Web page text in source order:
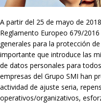
A partir del 25 de mayo de
Reglamento Europeo 679/
generales para la protección
importante que introduce las
de datos personales para
empresas del Grupo SMI han
actividad de ajuste seria,
operativos/organizativos,